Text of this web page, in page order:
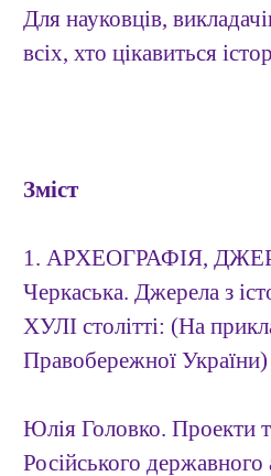
Для науковців,
всіх, хто цікавиться
Зміст
1. АРХЕОГРАФІЯ,
Черкаська. Джерела з
ХУЛІ столітті: (На
Правобережної України)
Юлія Головко. Проекти
Російського державного